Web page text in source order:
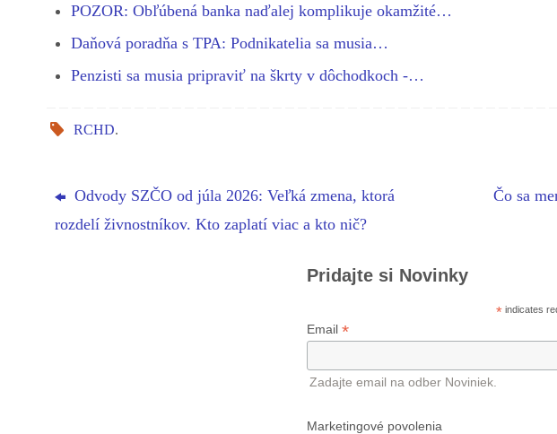
POZOR: Obľúbená banka naďalej komplikuje okamžité…
Daňová poradňa s TPA: Podnikatelia sa musia…
Penzisti sa musia pripraviť na škrty v dôchodkoch -…
RCHD.
Odvody SZČO od júla 2026: Veľká zmena, ktorá
rozdelí živnostníkov. Kto zaplatí viac a kto nič?
Čo sa
Pridajte si Novinky
* indicates
Email *
Zadajte email na odber Noviniek.
Marketingové povolenia